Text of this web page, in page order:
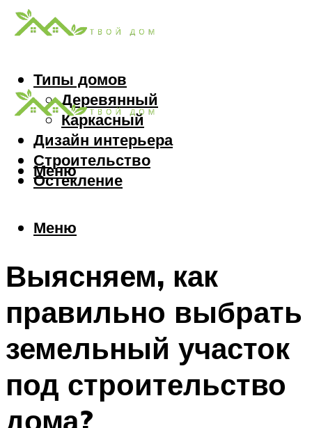
Типы домов
Деревянный
Каркасный
Дизайн интерьера
Строительство
Остекление
Меню
Меню
Выясняем, как
правильно выбрать
земельный участок
под строительство
дома?